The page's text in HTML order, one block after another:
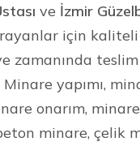
ve İzmir
için kaliteli
zamanında teslim
yapımı,
onarım,
minare, çelik